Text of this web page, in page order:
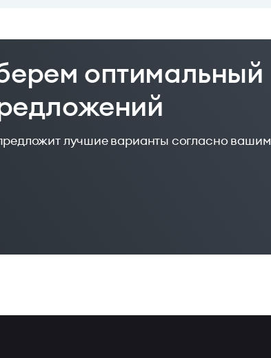
оптимальный
лучшие варианты согласно вашим